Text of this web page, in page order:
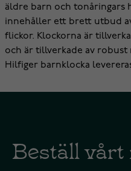
äldre barn och tonåringars
innehåller ett brett utbud
flickor. Klockorna är
och är tillverkade av
Hilfiger barnklocka
Beställ vårt